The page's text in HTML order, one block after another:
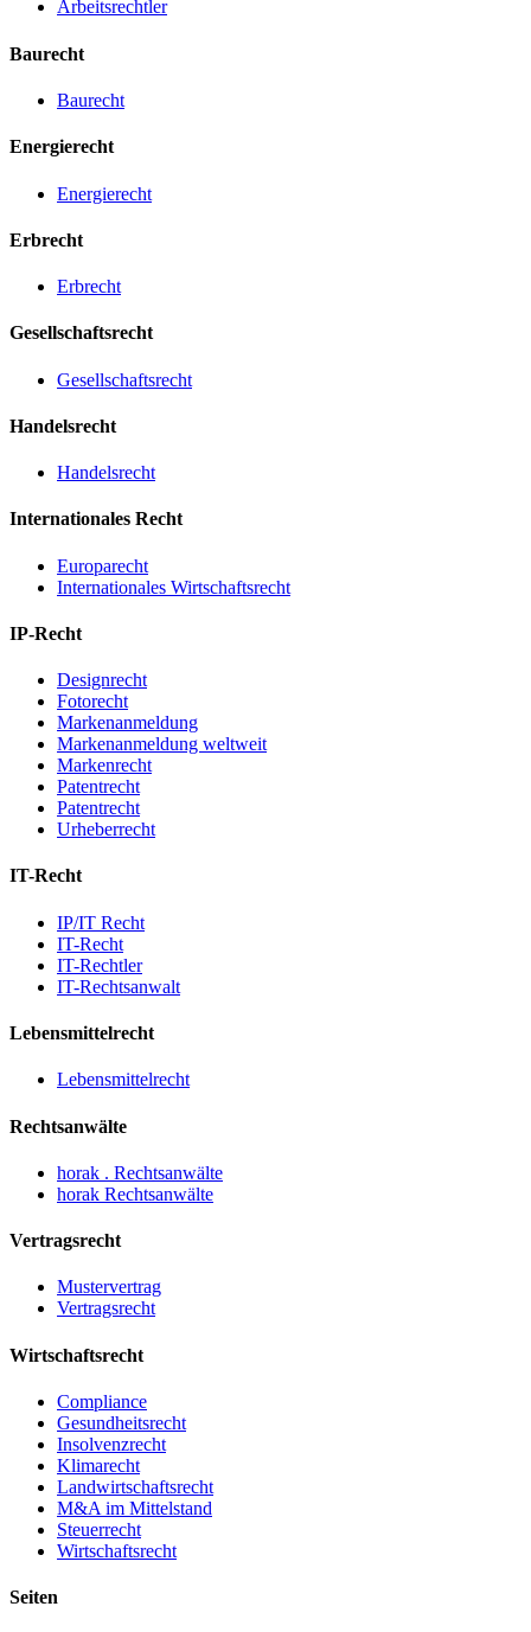
Arbeitsrechtler
Baurecht
Baurecht
Energierecht
Energierecht
Erbrecht
Erbrecht
Gesellschaftsrecht
Gesellschaftsrecht
Handelsrecht
Handelsrecht
Internationales Recht
Europarecht
Internationales Wirtschaftsrecht
IP-Recht
Designrecht
Fotorecht
Markenanmeldung
Markenanmeldung weltweit
Markenrecht
Patentrecht
Patentrecht
Urheberrecht
IT-Recht
IP/IT Recht
IT-Recht
IT-Rechtler
IT-Rechtsanwalt
Lebensmittelrecht
Lebensmittelrecht
Rechtsanwälte
horak . Rechtsanwälte
horak Rechtsanwälte
Vertragsrecht
Mustervertrag
Vertragsrecht
Wirtschaftsrecht
Compliance
Gesundheitsrecht
Insolvenzrecht
Klimarecht
Landwirtschaftsrecht
M&A im Mittelstand
Steuerrecht
Wirtschaftsrecht
Seiten